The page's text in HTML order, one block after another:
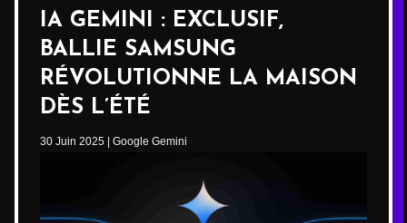
IA GEMINI : EXCLUSIF,
BALLIE SAMSUNG
RÉVOLUTIONNE LA MAISON
DÈS L’ÉTÉ
30 Juin 2025 Google Gemini